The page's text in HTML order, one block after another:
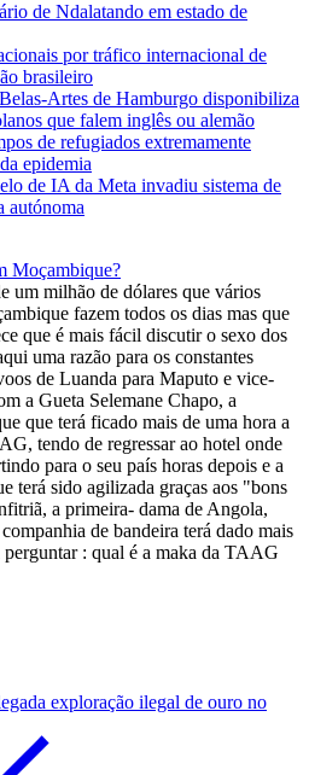
de Ndalatando em estado de
por tráfico internacional de
brasileiro
Artes de Hamburgo disponibiliza
que falem inglês ou alemão
de refugiados extremamente
epidemia
de IA da Meta invadiu sistema de
autónoma
Moçambique?
um milhão de dólares que vários
fazem todos os dias mas que
que é mais fácil discutir o sexo dos
uma razão para os constantes
de Luanda para Maputo e vice-
a Gueta Selemane Chapo, a
que terá ficado mais de uma hora a
tendo de regressar ao hotel onde
para o seu país horas depois e a
terá sido agilizada graças aos "bons
a primeira- dama de Angola,
de bandeira terá dado mais
: qual é a maka da TAAG
exploração ilegal de ouro no